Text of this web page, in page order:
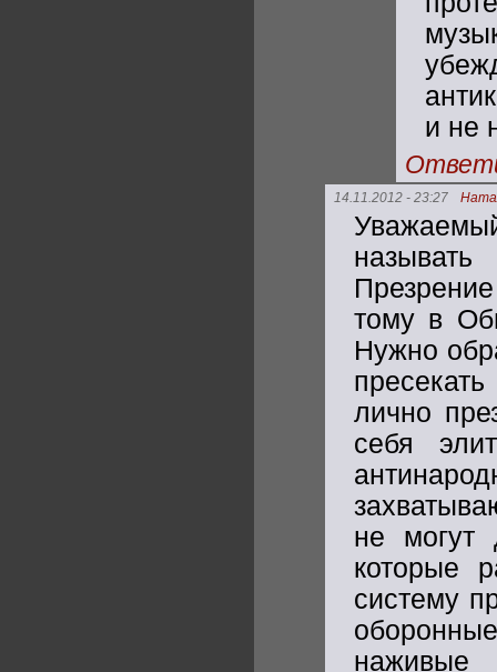
и не
14.11.2012 - 23:27
тому в
Нужно
лично
себя
не могут
которые
систему